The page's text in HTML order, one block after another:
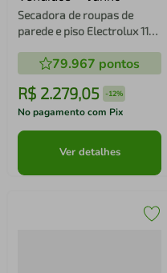
Secadora de roupas de
parede e piso Electrolux 11Kg
Timer Control (SVB11)
79.967 pontos
R$ 2.279,05 -12%
No pagamento com Pix
Ver detalhes